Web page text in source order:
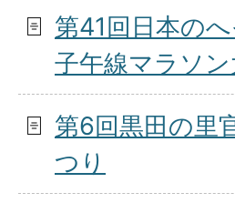
第41回日本の
子午線マラソ
第6回黒田の里
つり